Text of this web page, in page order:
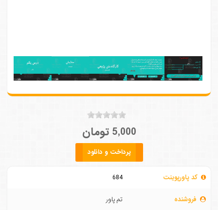
5,000 تومان
پرداخت و دانلود
کد پاورپوینت 684
فروشنده تم پاور